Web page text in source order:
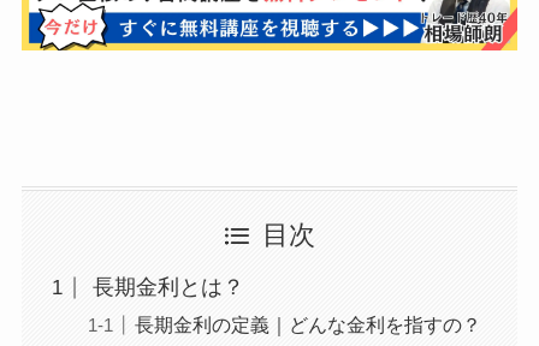
目次
長期金利とは？
長期金利の定義｜どんな金利を指すの？